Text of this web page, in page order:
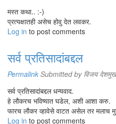
मस्त कथा.. :-)
प्रत्यक्षातही असेच होवु देत लवकर.
Log in to post comments
सर्व प्रतिसादांबद्दल
Permalink Submitted by विजय देशमुख
सर्व प्रतिसादांबद्दल धन्यवाद.
हे लौकरच भविष्यात घडेल, अशी आशा करु.
फारच लौकर व्हावेसे वाटत असेल तर मलाच
Log in to post comments